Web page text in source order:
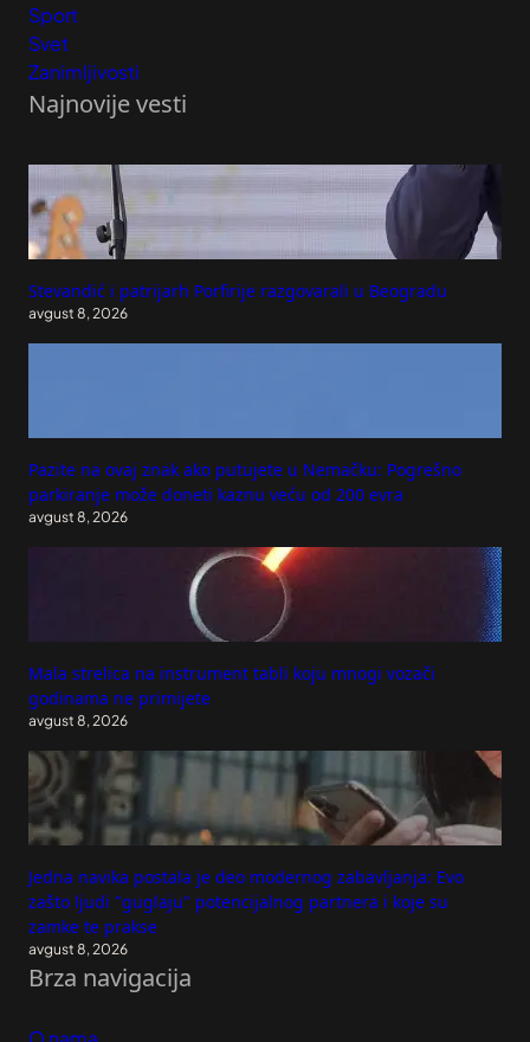
Sport
Svet
Zanimljivosti
Najnovije vesti
Stevandić i patrijarh Porfirije razgovarali u Beogradu
avgust 8, 2026
Pazite na ovaj znak ako putujete u Nemačku: Pogrešno
parkiranje može doneti kaznu veću od 200 evra
avgust 8, 2026
Mala strelica na instrument tabli koju mnogi vozači
godinama ne primijete
avgust 8, 2026
Jedna navika postala je deo modernog zabavljanja: Evo
zašto ljudi "guglaju" potencijalnog partnera i koje su
zamke te prakse
avgust 8, 2026
Brza navigacija